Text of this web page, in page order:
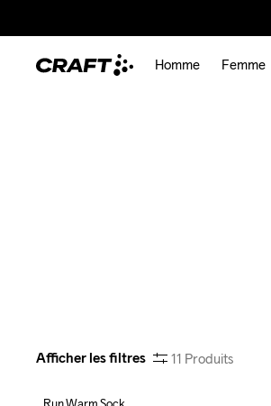
Homme Femme
Afficher les filtres 11 Produits